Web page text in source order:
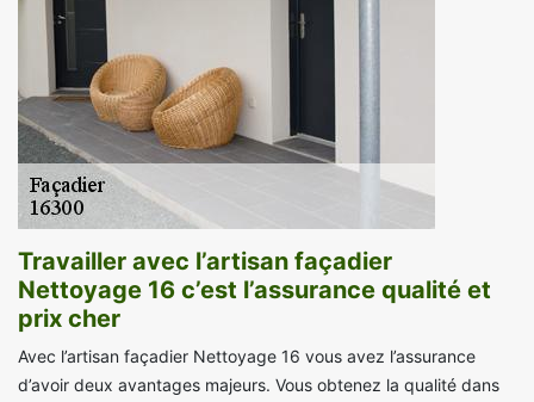
Travailler avec l’artisan façadier
Nettoyage 16 c’est l’assurance qualité et
prix cher
Avec l’artisan façadier Nettoyage 16 vous avez l’assurance
d’avoir deux avantages majeurs. Vous obtenez la qualité dans